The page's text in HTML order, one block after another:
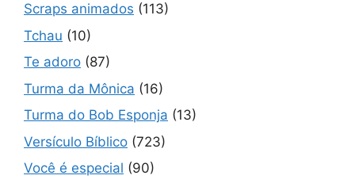
Scraps animados (113)
Tchau (10)
Te adoro (87)
Turma da Mônica (16)
Turma do Bob Esponja (13)
Versículo Bíblico (723)
Você é especial (90)